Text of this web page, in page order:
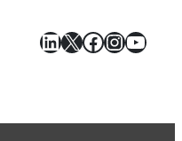
LinkedIn
X Facebook